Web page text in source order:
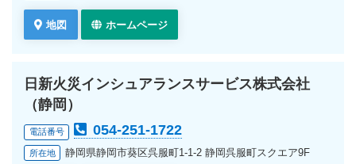
地図 ホームページ
日新火災インシュアランスサービス株式会社
（静岡）
電話番号 054-251-1722
所在地 静岡県静岡市葵区呉服町1-1-2 静岡呉服町スクエア9F